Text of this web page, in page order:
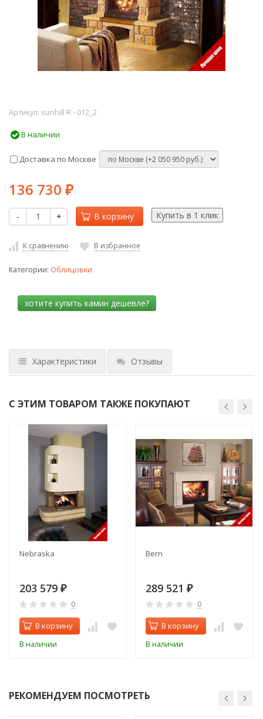
Артикул: sunhill R - 012_2
В наличии
Доставка по Москве
136 730 ₽
- + В корзину
К сравнению В избранное
Категории: Облицовки
Характеристики Отзывы
С ЭТИМ ТОВАРОМ ТАКЖЕ ПОКУПАЮТ
Nebraska
203 579 ₽
0
В корзину
В наличии
Bern
289 521 ₽
0
В корзину
В наличии
РЕКОМЕНДУЕМ ПОСМОТРЕТЬ